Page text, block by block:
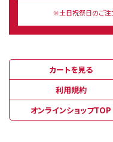
※土日祝祭日のご注
カートを見る
利用規約
オンラインショップTOP